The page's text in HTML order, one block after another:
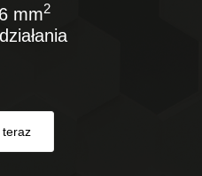
mm2
teraz